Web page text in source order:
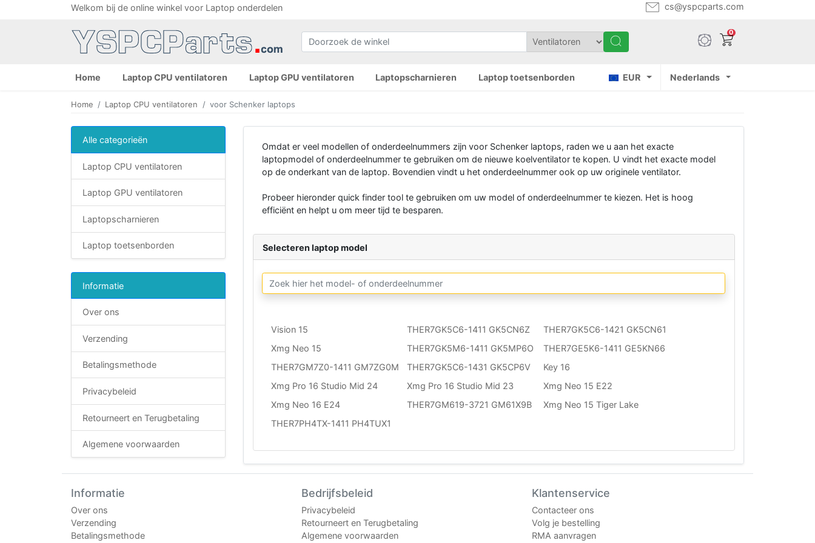
Welkom bij de online winkel voor Laptop onderdelen cs@yspcparts.com
0
Home Laptop CPU ventilatoren Laptop GPU ventilatoren Laptopscharnieren Laptop toetsenborden EUR Nederlands
Home Laptop CPU ventilatoren voor Schenker laptops
Alle categorieën
Laptop CPU ventilatoren
Laptop GPU ventilatoren
Laptopscharnieren
Laptop toetsenborden
Informatie
Over ons
Verzending
Betalingsmethode
Privacybeleid
Retourneert en Terugbetaling
Algemene voorwaarden
Omdat er veel modellen of onderdeelnummers zijn voor Schenker laptops, raden we u aan het exacte
laptopmodel of onderdeelnummer te gebruiken om de nieuwe koelventilator te kopen. U vindt het exacte model
op de onderkant van de laptop. Bovendien vindt u het onderdeelnummer ook op uw originele ventilator.
Probeer hieronder quick finder tool te gebruiken om uw model of onderdeelnummer te kiezen. Het is hoog
efficiënt en helpt u om meer tijd te besparen.
Selecteren laptop model
Vision 15 THER7GK5C6-1411 GK5CN6Z
THER7GK5C6-1421 GK5CN61
Xmg Neo 15
THER7GK5M6-1411 GK5MP6O
THER7GE5K6-1411 GE5KN66
THER7GM7Z0-1411 GM7ZG0M
THER7GK5C6-1431 GK5CP6V
Key 16
Xmg Pro 16 Studio Mid 24
Xmg Pro 16 Studio Mid 23
Xmg Neo 15 E22
Xmg Neo 16 E24
THER7GM619-3721 GM61X9B
Xmg Neo 15 Tiger Lake
THER7PH4TX-1411 PH4TUX1
Informatie
Over ons
Verzending
Betalingsmethode
Bedrijfsbeleid
Privacybeleid
Retourneert en Terugbetaling
Algemene voorwaarden
Klantenservice
Contacteer ons
Volg je bestelling
RMA aanvragen